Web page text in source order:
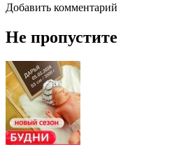
Добавить комментарий
Не пропустите